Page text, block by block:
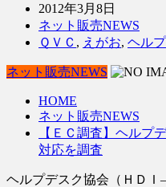
2012年3月8日
ネット販売NEWS
ＱＶＣ , えがお, ヘル
ネット販売NEWS
HOME
ネット販売NEWS
【ＥＣ調査】ヘルプ
対応を調査
ヘルプデスク協会（ＨＤ